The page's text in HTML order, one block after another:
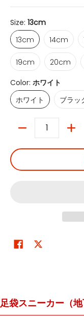
Size: 13cm
13cm
13cm
14cm
19cm
19cm
20cm
20cm
Color: ホワイト
ホワイト
ホワイト
ブラッ
足袋スニーカー（